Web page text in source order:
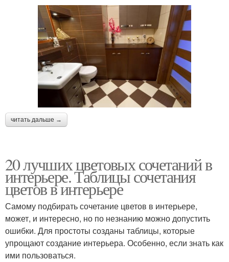
читать дальше →
20 лучших цветовых сочетаний в
интерьере. Таблицы сочетания
цветов в интерьере
Самому подбирать сочетание цветов в интерьере,
может, и интересно, но по незнанию можно допустить
ошибки. Для простоты созданы таблицы, которые
упрощают создание интерьера. Особенно, если знать как
ими пользоваться.